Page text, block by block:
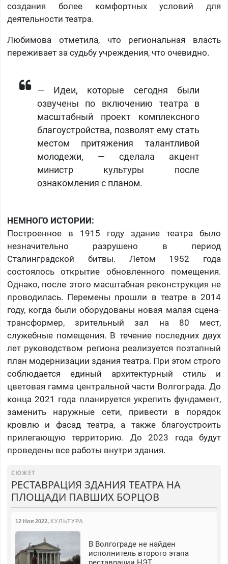
создания более комфортных условий для
деятельности театра.
Любимова отметила, что региональная власть
переживает за судьбу учреждения, что очевидно.
— Идеи, которые сегодня были
озвучены по включению театра в
масштабный проект комплексного
благоустройства, позволят ему стать
местом притяжения талантливой
молодежи, — сделала акцент
министр культуры после
ознакомления с планом.
НЕМНОГО ИСТОРИИ:
Построенное в 1915 году здание театра было
незначительно разрушено в период
Сталинградской битвы. Летом 1952 года
состоялось открытие обновленного помещения.
Однако, после этого масштабная реконструкция не
проводилась. Перемены прошли в театре в 2014
году, когда были оборудованы новая малая сцена-
трансформер, зрительный зал на 80 мест,
служебные помещения. В течение последних двух
лет руководством региона реализуется поэтапный
план модернизации здания театра. При этом строго
соблюдается единый архитектурный стиль и
цветовая гамма центральной части Волгограда. До
конца 2021 года планируется укрепить фундамент,
заменить наружные сети, привести в порядок
кровлю и фасад театра, а также благоустроить
прилегающую территорию. До 2023 года будут
проведены все работы внутри здания.
СЮЖЕТ
РЕСТАВРАЦИЯ ЗДАНИЯ ТЕАТРА НА
ПЛОЩАДИ ПАВШИХ БОРЦОВ
12 Ноя 2022, КУЛЬТУРА
В Волгограде не найден
исполнитель второго этапа